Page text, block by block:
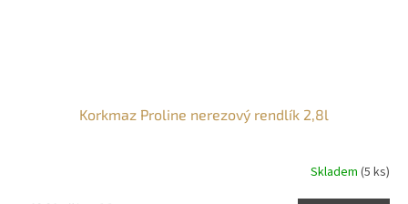
Korkmaz Proline nerezový rendlík 2,8l
Skladem (5 ks)